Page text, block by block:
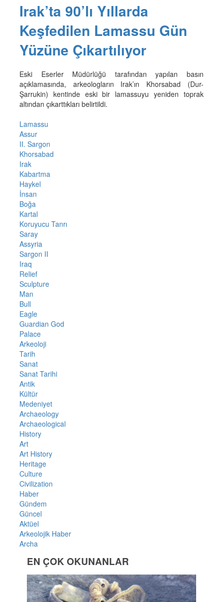
Irak’ta 90’lı Yıllarda
Keşfedilen Lamassu Gün
Yüzüne Çıkartılıyor
Eski Eserler Müdürlüğü tarafından yapılan basın
açıklamasında, arkeologların Irak’ın Khorsabad (Dur-
Şarrukin) kentinde eski bir lamassuyu yeniden toprak
altından çıkarttıkları belirtildi.
Lamassu
Assur
II. Sargon
Khorsabad
Irak
Kabartma
Haykel
İnsan
Boğa
Kartal
Koruyucu Tanrı
Saray
Assyria
Sargon II
Iraq
Relief
Sculpture
Man
Bull
Eagle
Guardian God
Palace
Arkeoloji
Tarih
Sanat
Sanat Tarihi
Antik
Kültür
Medeniyet
Archaeology
Archaeological
History
Art
Art History
Heritage
Culture
Civilization
Haber
Gündem
Güncel
Aktüel
Arkeolojik Haber
Archa
EN ÇOK OKUNANLAR